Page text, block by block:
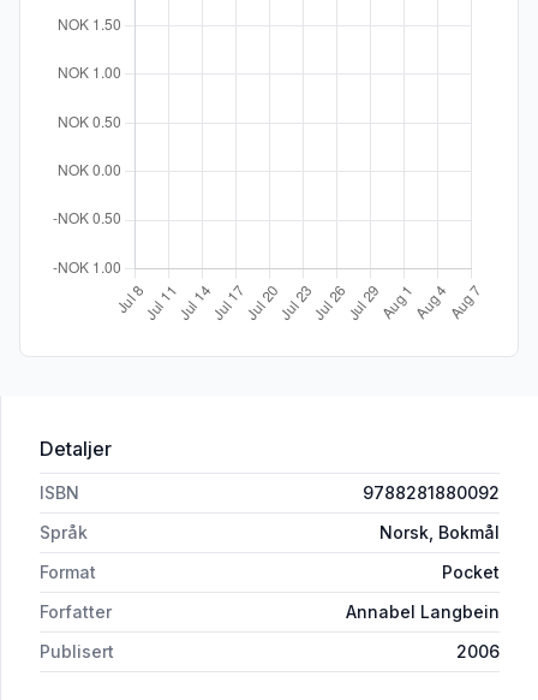
Detaljer
ISBN
9788281880092
Språk
Norsk, Bokmål
Format
Pocket
Forfatter
Annabel Langbein
Publisert
2006